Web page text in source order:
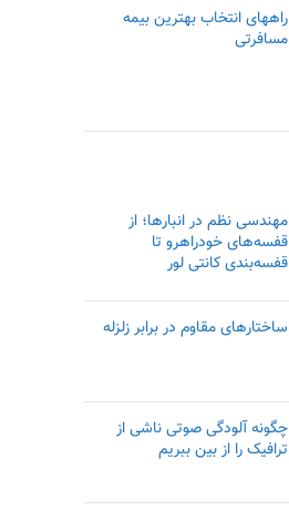
راههای انتخاب بهترین بیمه
مسافرتی
مهندسی نظم در انبارها؛ از
قفسه‌های خودراهرو تا
قفسه‌بندی کانتی لور
ساختارهای مقاوم در برابر زلزله
چگونه آلودگی صوتی ناشی از
ترافیک را از بین ببریم